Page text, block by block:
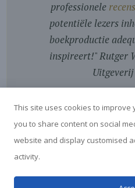
professionele
potentiële lezers
boekproductie
inspireert!"Rutger
This site uses cookies to
you to share content on social
website and display customised
activity.